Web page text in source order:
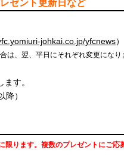
ゼント更新日など
johkai.co.jp/yfcnews）
、翌、平日にそれぞれ変更になり
す。
）
限ります。複数のプレゼントにご